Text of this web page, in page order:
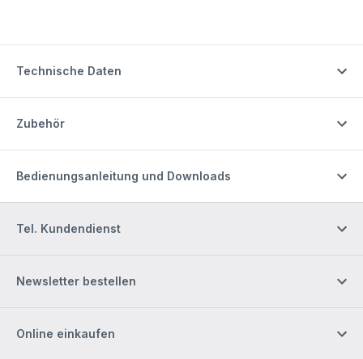
Technische Daten
Zubehör
Bedienungsanleitung und Downloads
Tel. Kundendienst
Newsletter bestellen
Online einkaufen